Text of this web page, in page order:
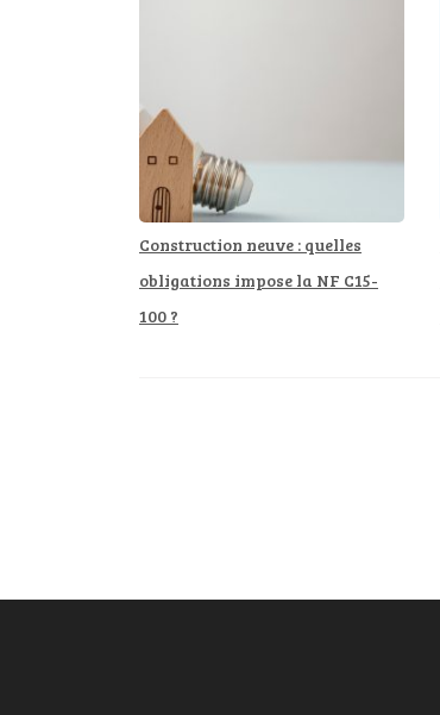
Construction neuve : quelles
obligations impose la NF C15-
100 ?